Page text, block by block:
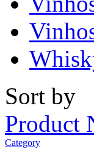
Sort by
Product
Category